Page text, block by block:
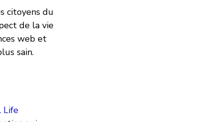
citoyens du
de la vie
web et
sain.
Life